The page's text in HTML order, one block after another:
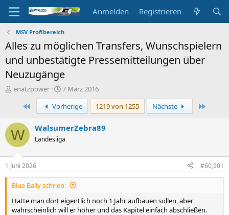
Anmelden Registrieren
MSV Profibereich
Alles zu möglichen Transfers, Wunschspielern
und unbestätigte Pressemitteilungen über
Neuzugänge
E
e
l
e
enatzpower
E
r
s
t
e
l
m
7 März 2016
Erste
Vorherige 1219 von 1255 Nächste
W WalsumerZebra89
Landesliga
1 Juni 2026 #60,901
Blue Bally schrieb:
Hätte man dort eigentlich noch 1 Jahr aufbauen sollen, aber
wahrscheinlich will er höher und das Kapitel einfach abschließen.